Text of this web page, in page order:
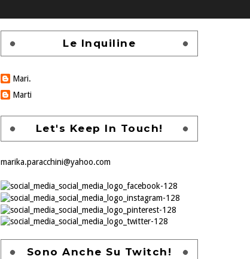
Le Inquiline
Mari.
Marti
Let's Keep In Touch!
marika.paracchini@yahoo.com
Sono Anche Su Twitch!